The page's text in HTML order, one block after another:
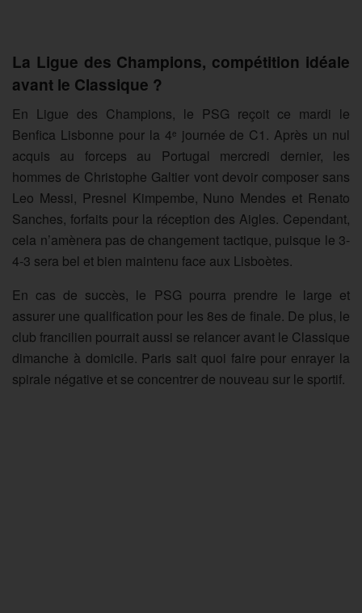
La Ligue des Champions, compétition idéale
avant le Classique ?
En Ligue des Champions, le PSG reçoit ce mardi le
Benfica Lisbonne pour la 4e journée de C1. Après un nul
acquis au forceps au Portugal mercredi dernier, les
hommes de Christophe Galtier vont devoir composer sans
Leo Messi, Presnel Kimpembe, Nuno Mendes et Renato
Sanches, forfaits pour la réception des Aigles. Cependant,
cela n’amènera pas de changement tactique, puisque le 3-
4-3 sera bel et bien maintenu face aux Lisboètes.
En cas de succès, le PSG pourra prendre le large et
assurer une qualification pour les 8es de finale. De plus, le
club francilien pourrait aussi se relancer avant le Classique
dimanche à domicile. Paris sait quoi faire pour enrayer la
spirale négative et se concentrer de nouveau sur le sportif.